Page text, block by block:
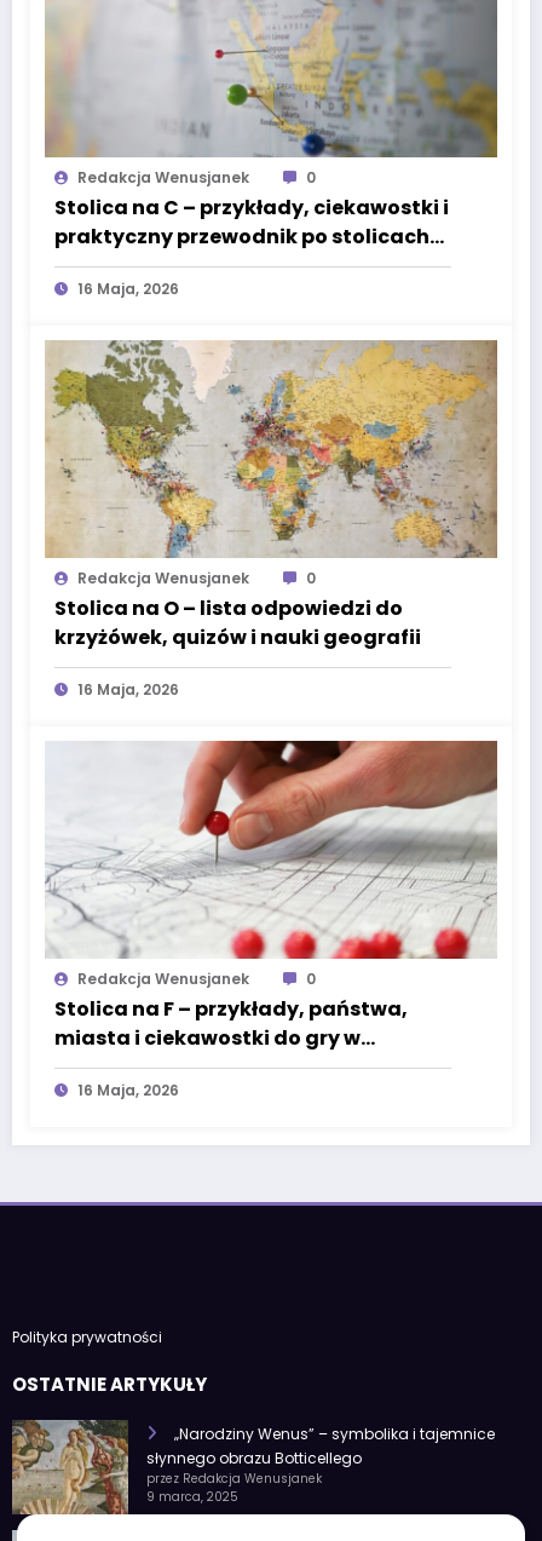
Redakcja Wenusjanek 0
Stolica na C – przykłady, ciekawostki i
praktyczny przewodnik po stolicach
świata
16 Maja, 2026
Redakcja Wenusjanek 0
Stolica na O – lista odpowiedzi do
krzyżówek, quizów i nauki geografii
16 Maja, 2026
Redakcja Wenusjanek 0
Stolica na F – przykłady, państwa,
miasta i ciekawostki do gry w
państwa-miasta
16 Maja, 2026
Polityka prywatności
OSTATNIE ARTYKUŁY
„Narodziny Wenus” – symbolika i tajemnice
słynnego obrazu Botticellego
przez Redakcja Wenusjanek
9 marca, 2025